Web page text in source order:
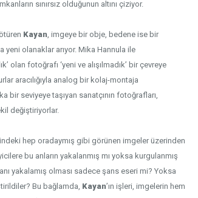
sınırsız olduğunun altını çiziyor.
Kayan, imgeye bir obje, bedene ise bir
olanaklar arıyor. Mika Hannula ile
olan fotoğrafı ‘yeni ve alışılmadık’ bir çevreye
aracılığıyla analog bir kolaj-montaja
bir seviyeye taşıyan sanatçının fotoğrafları,
değiştiriyorlar.
hep oradaymış gibi görünen imgeler üzerinden
bu anların yakalanmış mı yoksa kurgulanmış
yakalamış olması sadece şans eseri mi? Yoksa
Bu bağlamda, Kayan’ın işleri, imgelerin hem
Sergi görüntüsü